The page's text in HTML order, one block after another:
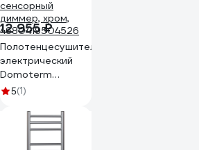
12 955 ₽
Полотенцесушитель
электрический
Domoterm
Классик DMT 109-
сенсорный
диммер, хром,
4680419504526
5(1)